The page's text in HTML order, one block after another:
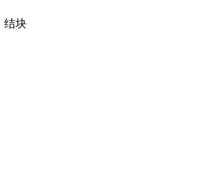
结块